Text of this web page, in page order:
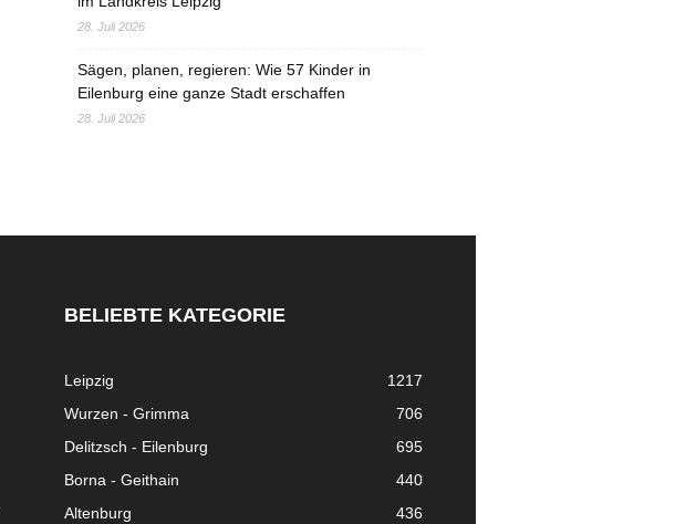
28. Juli 2026
Sägen, planen, regieren: Wie 57 Kinder in
Eilenburg eine ganze Stadt erschaffen
28. Juli 2026
BELIEBTE KATEGORIE
Leipzig
1217
Wurzen - Grimma
706
Delitzsch - Eilenburg
695
Borna - Geithain
440
Altenburg
436